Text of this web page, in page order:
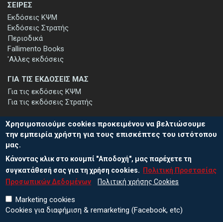
ΣΕΙΡΕΣ
Εκδόσεις ΚΨΜ
Εκδόσεις Στρατής
Περιοδικά
Fallimento Books
'Αλλες εκδόσεις
ΓΙΑ ΤΙΣ ΕΚΔΟΣΕΙΣ ΜΑΣ
Για τις εκδόσεις ΚΨΜ
Για τις εκδόσεις Στρατής
ΕΓΓΡΑΦΗ ΣΤΟ ΕΝΗΜΕΡΩΤΙΚΟ ΔΕΛΤΙΟ
Μείνετε ενημερωμένοι για τις νέες εκδόσεις μας και τις εκδηλώσεις
μας - εγγραφείτε στο ενημερωτικό μας δελτίο.
Χρησιμοποιούμε cookies προκειμένου να βελτιώσουμε
την εμπειρία χρήστη για τους επισκέπτες του ιστότοπου
μας.
Κάνοντας κλικ στο κουμπί "Αποδοχή", μας παρέχετε τη
συγκατάθεσή σας για τη χρήση cookies.
Πολιτική Προστασίας
Προσωπικών Δεδομένων
Πολιτική χρήσης Cookies
Marketing cookies
Cookies για διαφήμιση & remarketing (Facebook, etc)